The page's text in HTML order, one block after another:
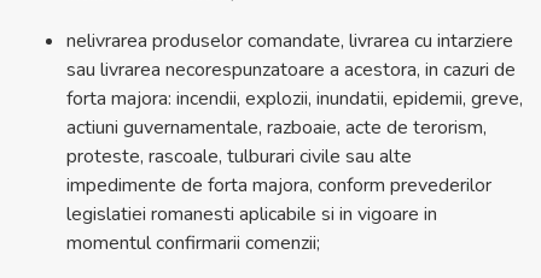
nelivrarea produselor comandate, livrarea cu intarziere
sau livrarea necorespunzatoare a acestora, in cazuri de
forta majora: incendii, explozii, inundatii, epidemii, greve,
actiuni guvernamentale, razboaie, acte de terorism,
proteste, rascoale, tulburari civile sau alte
impedimente de forta majora, conform prevederilor
legislatiei romanesti aplicabile si in vigoare in
momentul confirmarii comenzii;